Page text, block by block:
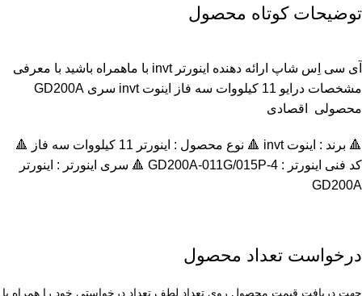
توضیحات کوتاه محصول
آی سی اِس شاپ ارائه دهنده اینورتر invt با ماهمراه باشید با معرفی
مشخصات درایو 11 کیلووات سه فاز اینوت invt سری GD200A
محصولی اقصادی
🔺 برند : اینوت invt 🔺 نوع محصول : اينورتر 11 کیلووات سه فاز 🔺
کد فنی اینورتر : GD200A-011G/015P-4 🔺 سری اینورتر :
اينورتر
GD200A
درخواست تعداد محصول
جهت دریافت قیمت محصول روی تعداد لطف تعداد درخواستی خود را همراه با